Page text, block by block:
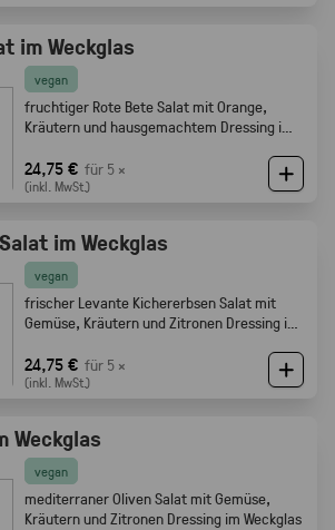
im Weckglas
vegan
fruchtiger Rote Bete Salat mit Orange,
Kräutern und hausgemachtem Dressing im
24,75 € für 5 ×
(inkl. MwSt.)
im Weckglas
vegan
frischer Levante Kichererbsen Salat mit
Gemüse, Kräutern und Zitronen Dressing im
24,75 € für 5 ×
(inkl. MwSt.)
Weckglas
vegan
mediterraner Oliven Salat mit Gemüse,
Kräutern und Zitronen Dressing im Weckglas